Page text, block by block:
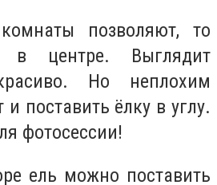
позволяют, то
в центре. Выглядит
Но неплохим
поставить ёлку в углу.
фотосессии!
ель можно поставить